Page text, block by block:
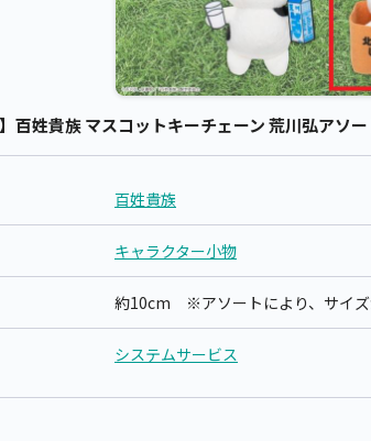
百姓貴族 マスコットキーチェーン 荒川弘アソ
百姓貴族
キャラクター小物
約10cm ※アソートにより、サイズ
システムサービス